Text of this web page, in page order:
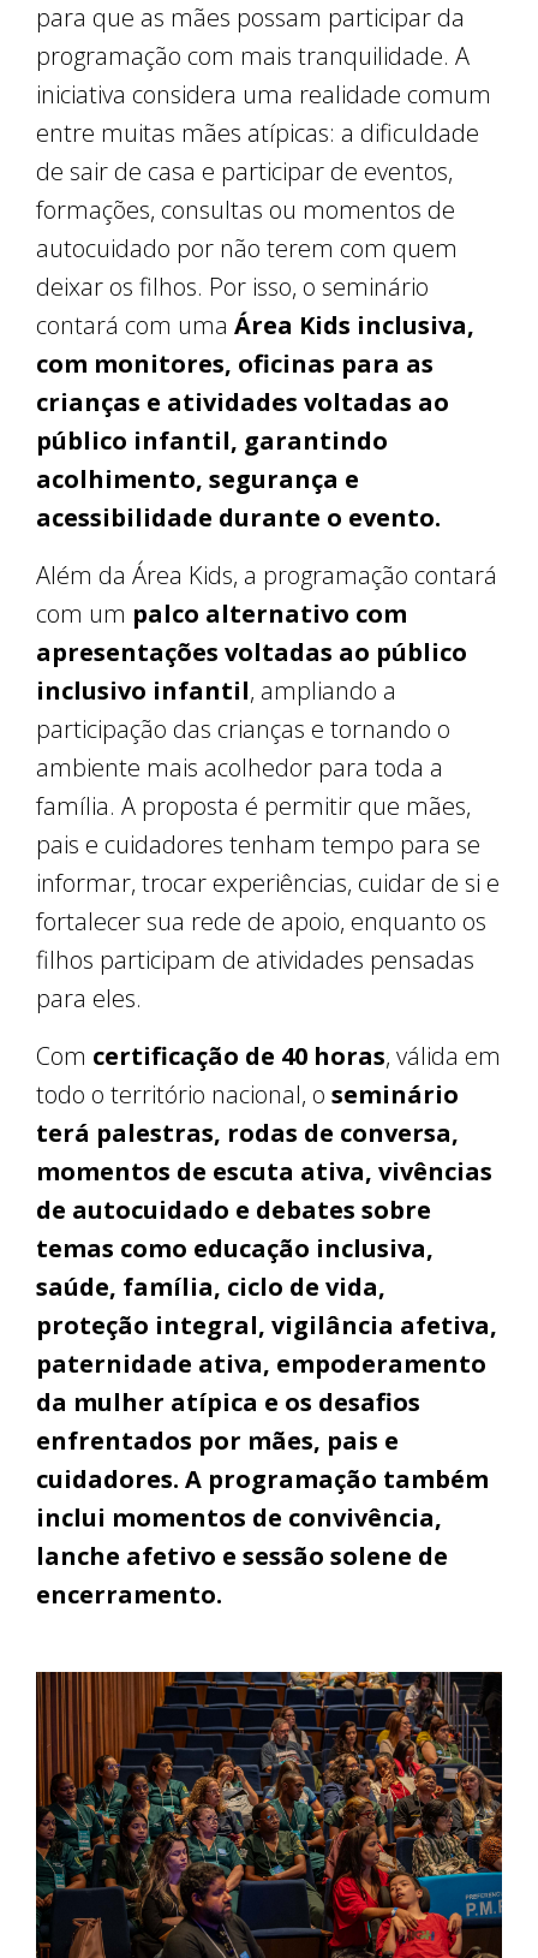
para que as mães possam participar da
programação com mais tranquilidade. A
iniciativa considera uma realidade comum
entre muitas mães atípicas: a dificuldade
de sair de casa e participar de eventos,
formações, consultas ou momentos de
autocuidado por não terem com quem
deixar os filhos. Por isso, o seminário
contará com uma Área Kids inclusiva,
com monitores, oficinas para as
crianças e atividades voltadas ao
público infantil, garantindo
acolhimento, segurança e
acessibilidade durante o evento.
Além da Área Kids, a programação contará
com um palco alternativo com
apresentações voltadas ao público
inclusivo infantil, ampliando a
participação das crianças e tornando o
ambiente mais acolhedor para toda a
família. A proposta é permitir que mães,
pais e cuidadores tenham tempo para se
informar, trocar experiências, cuidar de si e
fortalecer sua rede de apoio, enquanto os
filhos participam de atividades pensadas
para eles.
Com certificação de 40 horas, válida em
todo o território nacional, o seminário
terá palestras, rodas de conversa,
momentos de escuta ativa, vivências
de autocuidado e debates sobre
temas como educação inclusiva,
saúde, família, ciclo de vida,
proteção integral, vigilância afetiva,
paternidade ativa, empoderamento
da mulher atípica e os desafios
enfrentados por mães, pais e
cuidadores. A programação também
inclui momentos de convivência,
lanche afetivo e sessão solene de
encerramento.